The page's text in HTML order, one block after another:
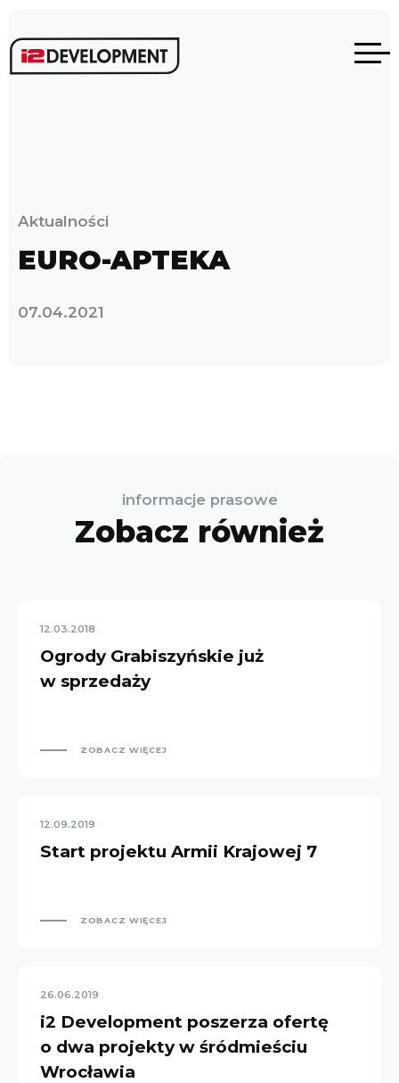
Aktualności
EURO-APTEKA
07.04.2021
informacje prasowe
Zobacz również
12.03.2018
Ogrody Grabiszyńskie już
w sprzedaży
ZOBACZ WIĘCEJ
12.09.2019
Start projektu Armii Krajowej 7
ZOBACZ WIĘCEJ
26.06.2019
i2 Development poszerza ofertę
o dwa projekty w śródmieściu
Wrocławia